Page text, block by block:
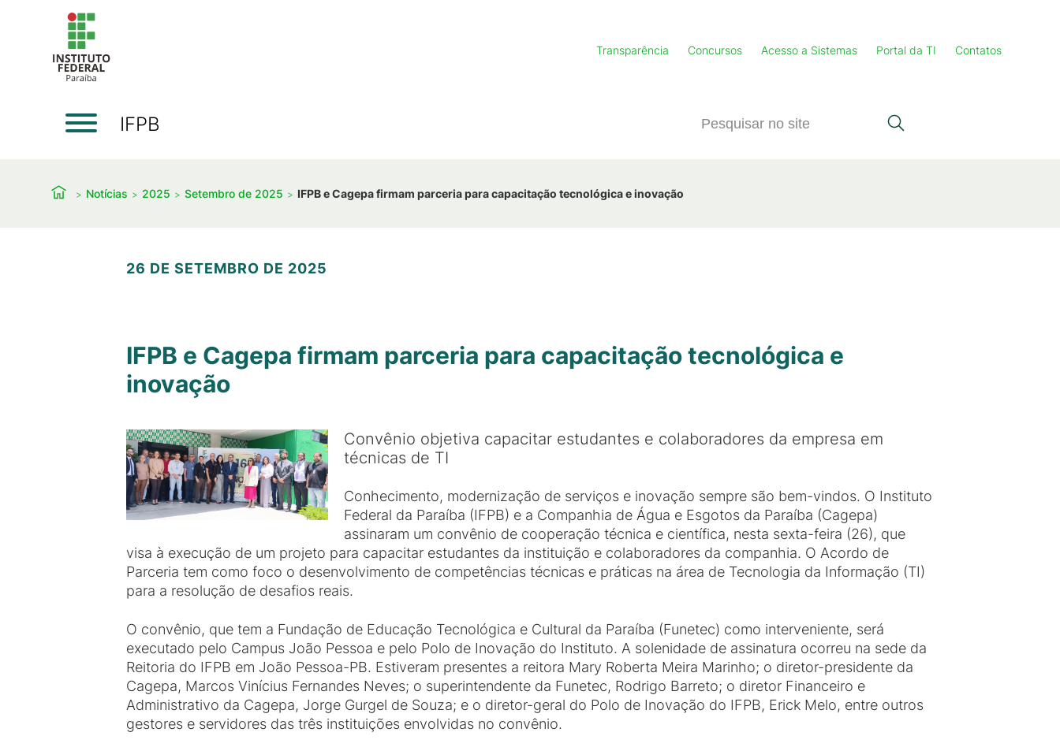
Transparência Concursos Acesso a Sistemas Portal da TI Contatos
IFPB
Notícias 2025 Setembro de 2025 IFPB e Cagepa firmam parceria para capacitação tecnológica e inovação
26 DE SETEMBRO DE 2025
IFPB e Cagepa firmam parceria para capacitação tecnológica e
inovação
Convênio objetiva capacitar estudantes e colaboradores da empresa em
técnicas de TI
Conhecimento, modernização de serviços e inovação sempre são bem-vindos. O Instituto
Federal da Paraíba (IFPB) e a Companhia de Água e Esgotos da Paraíba (Cagepa)
assinaram um convênio de cooperação técnica e científica, nesta sexta-feira (26), que
visa à execução de um projeto para capacitar estudantes da instituição e colaboradores da companhia. O Acordo de
Parceria tem como foco o desenvolvimento de competências técnicas e práticas na área de Tecnologia da Informação (TI)
para a resolução de desafios reais.
O convênio, que tem a Fundação de Educação Tecnológica e Cultural da Paraíba (Funetec) como interveniente, será
executado pelo Campus João Pessoa e pelo Polo de Inovação do Instituto. A solenidade de assinatura ocorreu na sede da
Reitoria do IFPB em João Pessoa-PB. Estiveram presentes a reitora Mary Roberta Meira Marinho; o diretor-presidente da
Cagepa, Marcos Vinícius Fernandes Neves; o superintendente da Funetec, Rodrigo Barreto; o diretor Financeiro e
Administrativo da Cagepa, Jorge Gurgel de Souza; e o diretor-geral do Polo de Inovação do IFPB, Erick Melo, entre outros
gestores e servidores das três instituições envolvidas no convênio.